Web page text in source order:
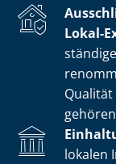
Lokal-
gehören
lokalen